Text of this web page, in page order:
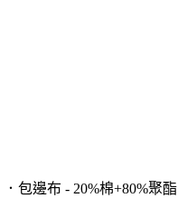
包邊布 - 20%棉+80%聚酯